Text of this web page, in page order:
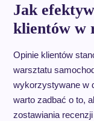
Jak
klientów w
Opinie klientów
warsztatu
wykorzystywane w
warto zadbać o to,
zostawiania